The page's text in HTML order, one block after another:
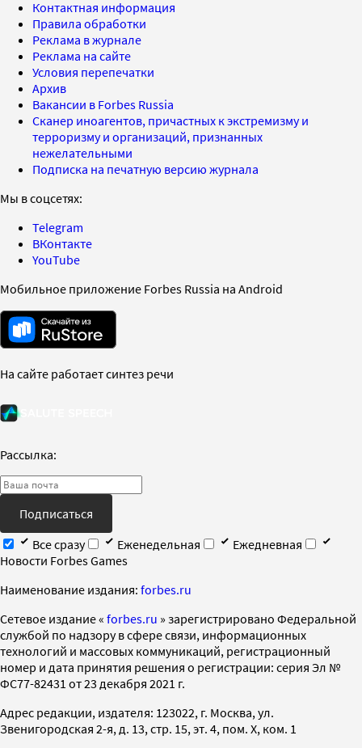
Контактная информация
Правила обработки
Реклама в журнале
Реклама на сайте
Условия перепечатки
Архив
Вакансии в Forbes Russia
Сканер иноагентов, причастных к экстремизму и
терроризму и организаций, признанных
нежелательными
Подписка на печатную версию журнала
Мы в соцсетях:
Telegram
ВКонтакте
YouTube
Мобильное приложение Forbes Russia на Android
На сайте работает синтез речи
Рассылка:
Подписаться
Все сразу
Еженедельная
Ежедневная
Новости Forbes Games
Наименование издания: forbes.ru
Cетевое издание « forbes.ru » зарегистрировано Федеральной
службой по надзору в сфере связи, информационных
технологий и массовых коммуникаций, регистрационный
номер и дата принятия решения о регистрации: серия Эл №
ФС77-82431 от 23 декабря 2021 г.
Адрес редакции, издателя: 123022, г. Москва, ул.
Звенигородская 2-я, д. 13, стр. 15, эт. 4, пом. X, ком. 1